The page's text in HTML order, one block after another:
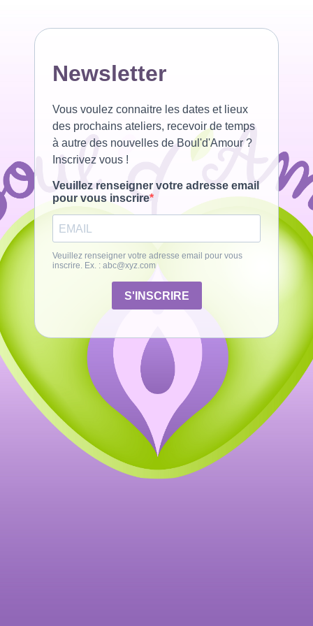
Newsletter
Vous voulez connaitre les dates et lieux
des prochains ateliers, recevoir de temps
à autre des nouvelles de Boul'd'Amour ?
Inscrivez vous !
Veuillez renseigner votre adresse email
pour vous inscrire
Veuillez renseigner votre adresse email pour vous
inscrire. Ex. : abc@xyz.com
S'INSCRIRE